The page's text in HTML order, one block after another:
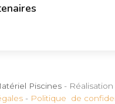
Piscines - Réalisation
- Politique de